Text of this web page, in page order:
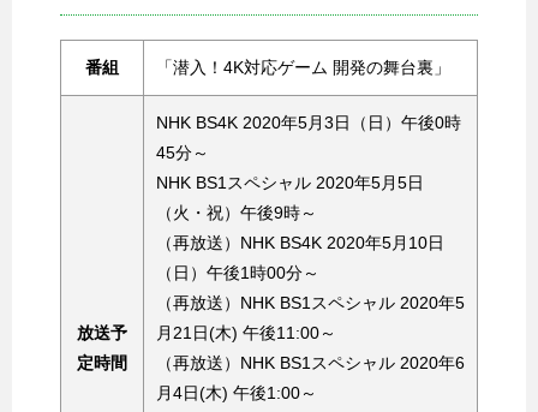
番組 「潜入！4K対応ゲーム 開発の舞台裏」
放送予
定時間
NHK BS4K 2020年5月3日（日）午後0時
45分～
NHK BS1スペシャル 2020年5月5日
（火・祝）午後9時～
（再放送）NHK BS4K 2020年5月10日
（日）午後1時00分～
（再放送）NHK BS1スペシャル 2020年5
月21日(木) 午後11:00～
（再放送）NHK BS1スペシャル 2020年6
月4日(木) 午後1:00～